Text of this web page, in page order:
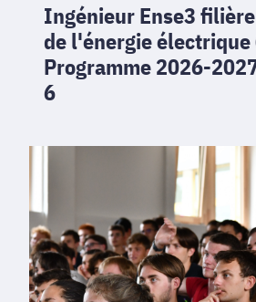
Ingénieur Ense3
de l'énergie électrique
Programme 2026-
6